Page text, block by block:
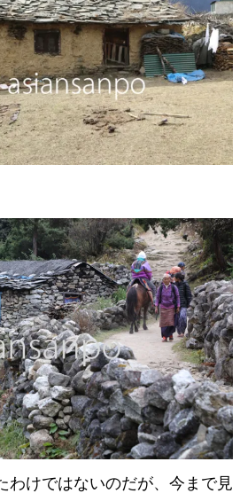
わけではないのだが、今まで見